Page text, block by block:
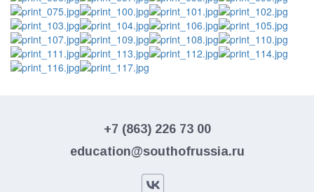
+7 (863) 226 73 00
education@southofrussia.ru